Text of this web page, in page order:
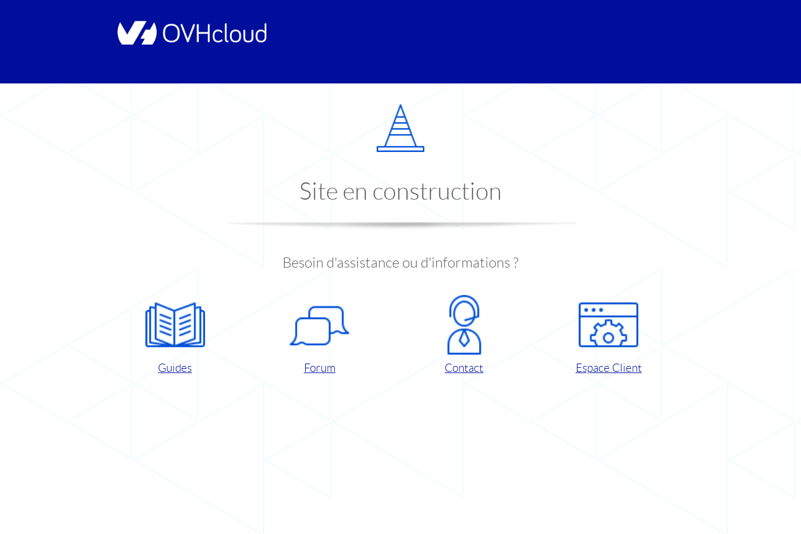
Site en construction
Besoin d'assistance ou d'informations ?
Guides Forum Contact Espace Client